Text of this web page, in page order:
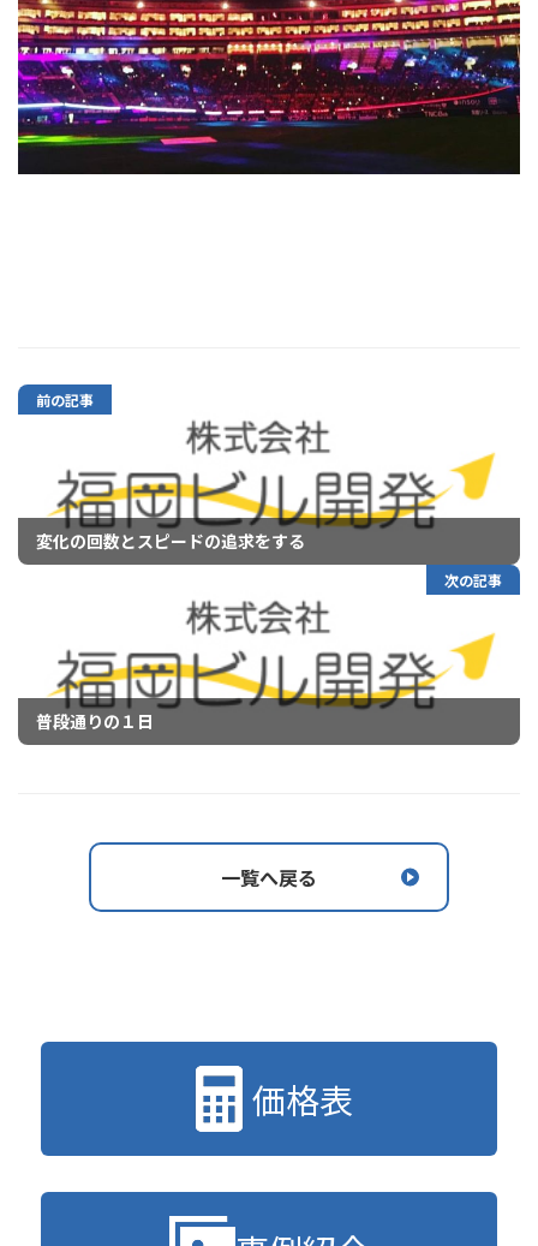
前の記事
変化の回数とスピードの追求をする
次の記事
普段通りの１日
一覧へ戻る
価格表